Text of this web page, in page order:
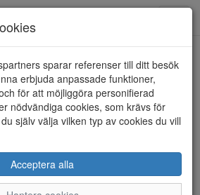
sparar referenser till ditt besök
erbjuda anpassade funktioner,
för att möjliggöra personifierad
nödvändiga cookies, som krävs för
själv välja vilken typ av cookies du vill
Acceptera alla